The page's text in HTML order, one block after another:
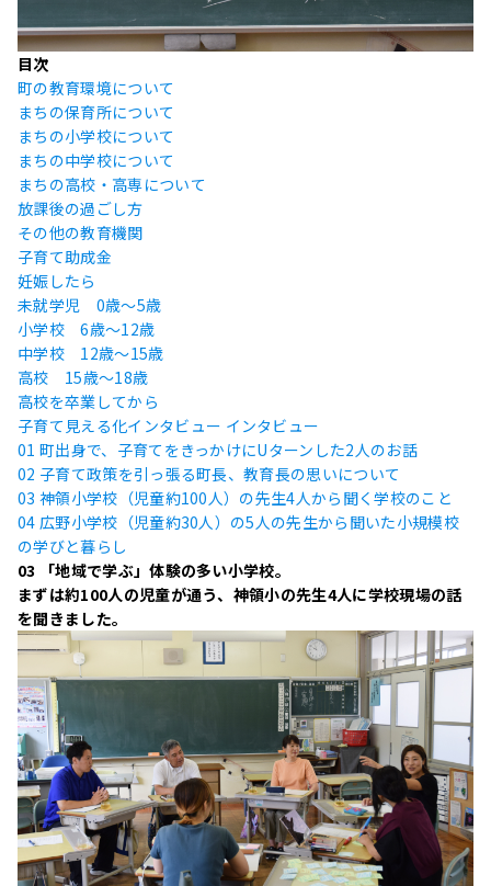
目次
町の教育環境について
まちの保育所について
まちの小学校について
まちの中学校について
まちの高校・高専について
放課後の過ごし方
その他の教育機関
子育て助成金
妊娠したら
未就学児 0歳〜5歳
小学校 6歳〜12歳
中学校 12歳〜15歳
高校 15歳〜18歳
高校を卒業してから
子育て見える化インタビュー インタビュー
01 町出身で、子育てをきっかけにUターンした2人のお話
02 子育て政策を引っ張る町長、教育長の思いについて
03 神領小学校（児童約100人）の先生4人から聞く学校のこと
04 広野小学校（児童約30人）の5人の先生から聞いた小規模校
の学びと暮らし
03 「地域で学ぶ」体験の多い小学校。
まずは約100人の児童が通う、神領小の先生4人に学校現場の話
を聞きました。